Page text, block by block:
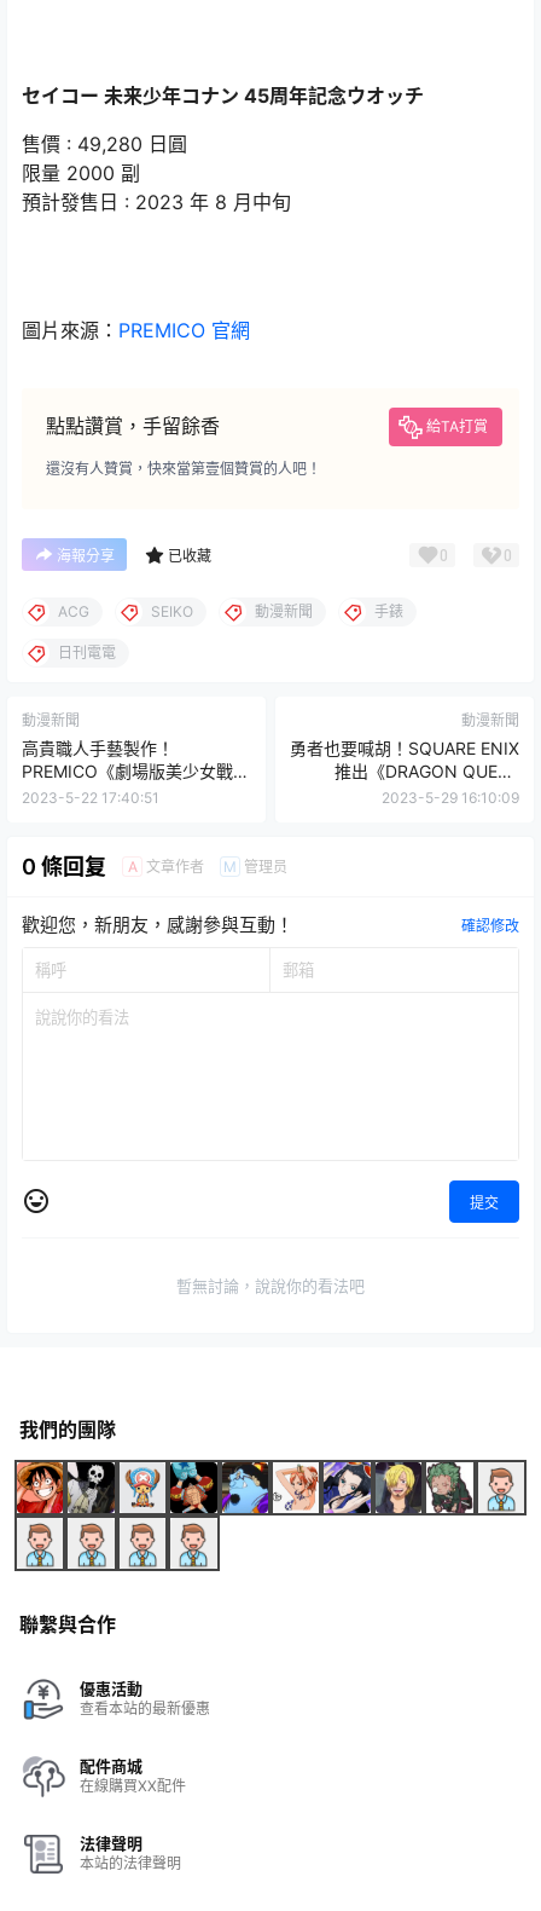
セイコー 未来少年コナン 45周年記念ウオッチ
售價 : 49,280 日圓
限量 2000 副
預計發售日 : 2023 年 8 月中旬
圖片來源： PREMICO 官網
點點讚賞，手留餘香 給TA打賞
還沒有人贊賞，快來當第壹個贊賞的人吧！
海報分享 已收藏 0 0
ACG SEIKO 動漫新聞 手錶
日刊電電
動漫新聞
高貴職人手藝製作！
PREMICO《劇場版美少女戰士
Cosmos》幻之銀水晶項鍊
2023-5-22 17:40:51
動漫新聞
勇者也要喊胡！SQUARE ENIX
推出《DRAGON QUEST
WALK》日本麻將組
2023-5-29 16:10:09
0 條回复 A 文章作者 M 管理员
歡迎您，新朋友，感謝參與互動！ 確認修改
提交
暫無討論，說說你的看法吧
我們的團隊
聯繫與合作
優惠活動
查看本站的最新優惠
配件商城
在線購買XX配件
法律聲明
本站的法律聲明